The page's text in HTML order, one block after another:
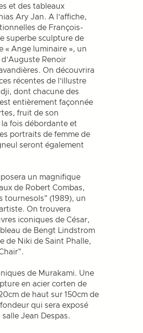
et des tableaux
Ary Jan. A l’affiche,
de François-
superbe sculpture de
« Ange luminaire », un
Renoir
On découvrira
récentes de l’illustre
dont chacune des
entièrement façonnée
fruit de son
fois débordante et
portraits de femme de
seront également
un magnifique
de Robert Combas,
tournesols" (1989), un
On trouvera
iconiques de César,
de Bengt Lindstrom
de Niki de Saint Phalle,
de Murakami. Une
en acier corten de
de haut sur 150cm de
qui sera exposé
Jean Despas.